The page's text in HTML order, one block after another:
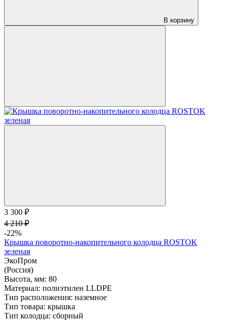
В корзину
3 300 ₽
4 210 ₽
-22%
Крышка поворотно-накопительного колодца ROSTOK
зеленая
ЭкоПром
(Россия)
Высота, мм: 80
Материал: полиэтилен LLDPE
Тип расположения: наземное
Тип товара: крышка
Тип колодца: сборный